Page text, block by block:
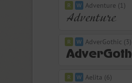
Adventure (1)
AdverGothic (3)
Aelita (6)